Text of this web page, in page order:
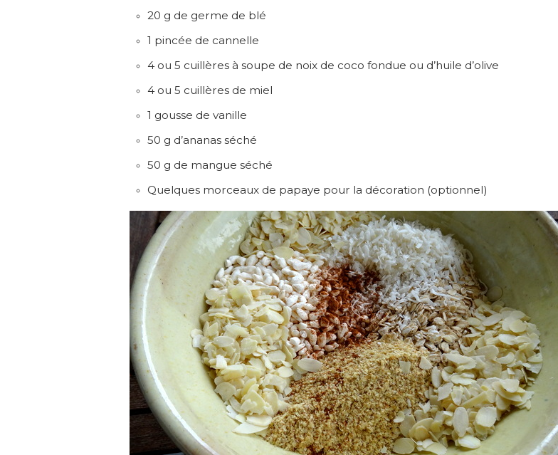
20 g de germe de blé
1 pincée de cannelle
4 ou 5 cuillères à soupe de noix de coco fondue ou d’huile d’olive
4 ou 5 cuillères de miel
1 gousse de vanille
50 g d’ananas séché
50 g de mangue séché
Quelques morceaux de papaye pour la décoration (optionnel)